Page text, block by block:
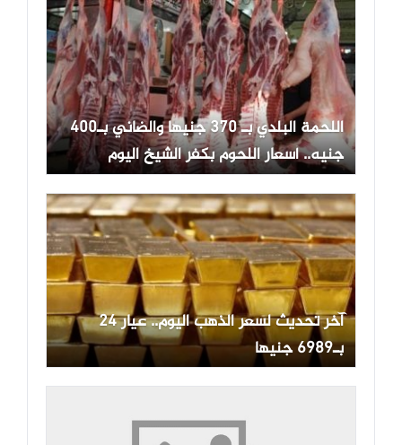
اللحمة البلدي بـ 370 جنيها والضاني بـ400
جنيه.. أسعار اللحوم بكفر الشيخ اليوم
آخر تحديث لسعر الذهب اليوم.. عيار 24
بـ6989 جنيها